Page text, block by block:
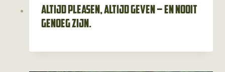
Altijd pleasen, altijd geven – en nooit
genoeg zijn.